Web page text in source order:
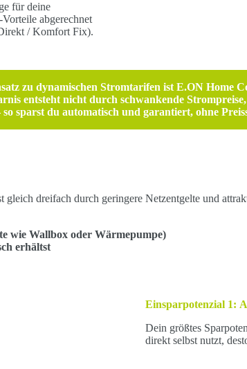
für deine
abgerechnet
/ Komfort Fix).
zu dynamischen Stromtarifen ist E.ON Home
entsteht nicht durch schwankende
sparst du automatisch und garantiert, ohne
dreifach durch geringere Netzentgelte und
wie Wallbox oder Wärmepumpe)
erhältst
Einsparpotenzial 1:
Dein größtes
direkt selbst nutzt,